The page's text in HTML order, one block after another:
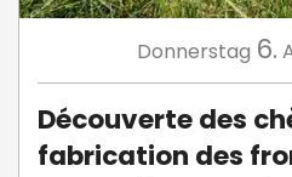
Donnerstag 6.
Découverte des
fabrication des